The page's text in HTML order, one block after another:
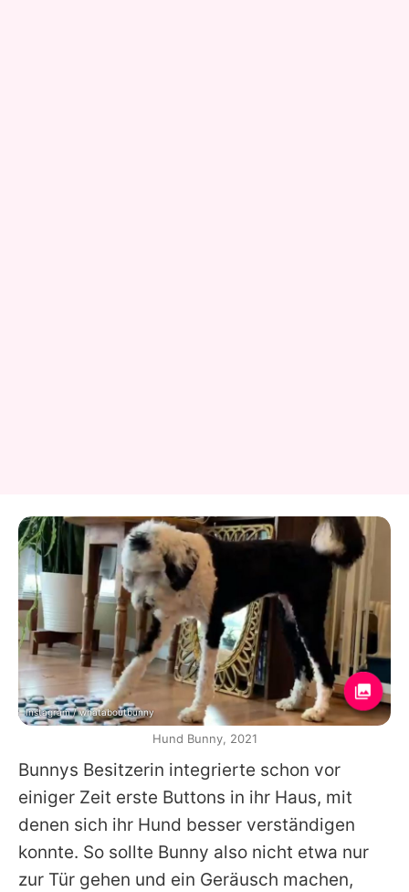
Bunnys Besitzerin integrierte schon vor
einiger Zeit erste Buttons in ihr Haus, mit
denen sich ihr Hund besser verständigen
konnte. So sollte Bunny also nicht etwa nur
zur Tür gehen und ein Geräusch machen,
Instagram / whataboutbunny
Hund Bunny, 2021